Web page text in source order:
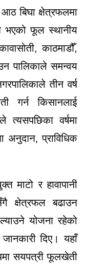
बिघा क्षेत्रफलमा
भएको फूल स्थानीय
काठमाडौँ,
पालिकाले समन्वय
तीन वर्ष
गर्न किसानलाई
वर्षमा
अनुदान, प्राविधिक
माटो र हावापानी
क्षेत्रफल बढाउन
योजना रहेको
दिए। यहाँ
सयपत्री फूलखेती